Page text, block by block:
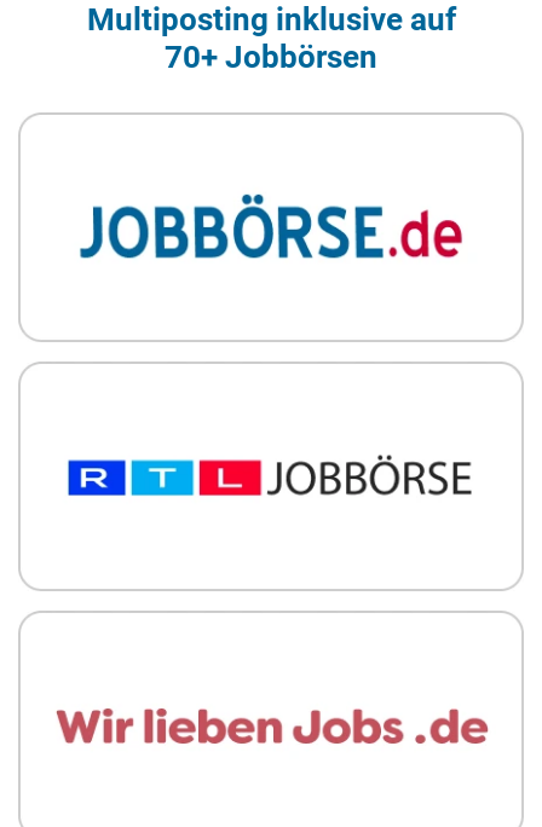
Multiposting inklusive auf
70+ Jobbörsen